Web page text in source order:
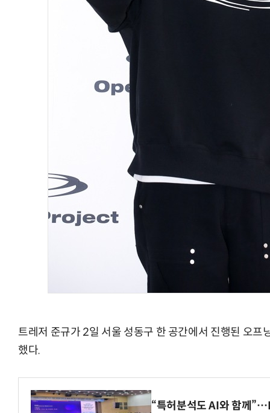
트레저 준규가 2일 서울 성동구 한 공간에서 진행된 오프
했다.
“특허분석도 AI와 함께